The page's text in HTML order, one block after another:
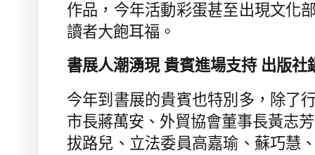
作品，今年活動彩蛋甚至出現文化
讀者大飽耳福。
書展人潮湧現 貴賓進場支持 出版社
今年到書展的貴賓也特別多，除了
市長蔣萬安、外貿協會董事長黃志
拔路兒、立法委員高嘉瑜、蘇巧慧